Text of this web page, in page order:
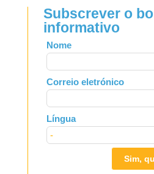
Subscrever o
informativo
Leave
this
field
blank
Nome
Correio eletrónico
Língua
Sim,